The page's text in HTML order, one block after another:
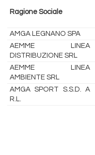
Ragione Sociale
AMGA LEGNANO SPA
AEMME LINEA
DISTRIBUZIONE SRL
AEMME LINEA
AMBIENTE SRL
AMGA SPORT S.S.D. A
R.L.